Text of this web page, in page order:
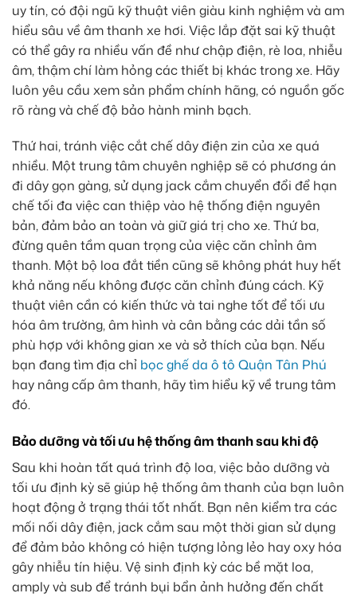
uy tín, có đội ngũ kỹ thuật viên giàu kinh nghiệm và am
hiểu sâu về âm thanh xe hơi. Việc lắp đặt sai kỹ thuật
có thể gây ra nhiều vấn đề như chập điện, rè loa, nhiễu
âm, thậm chí làm hỏng các thiết bị khác trong xe. Hãy
luôn yêu cầu xem sản phẩm chính hãng, có nguồn gốc
rõ ràng và chế độ bảo hành minh bạch.
Thứ hai, tránh việc cắt chế dây điện zin của xe quá
nhiều. Một trung tâm chuyên nghiệp sẽ có phương án
đi dây gọn gàng, sử dụng jack cắm chuyển đổi để hạn
chế tối đa việc can thiệp vào hệ thống điện nguyên
bản, đảm bảo an toàn và giữ giá trị cho xe. Thứ ba,
đừng quên tầm quan trọng của việc căn chỉnh âm
thanh. Một bộ loa đắt tiền cũng sẽ không phát huy hết
khả năng nếu không được căn chỉnh đúng cách. Kỹ
thuật viên cần có kiến thức và tai nghe tốt để tối ưu
hóa âm trường, âm hình và cân bằng các dải tần số
phù hợp với không gian xe và sở thích của bạn. Nếu
bạn đang tìm địa chỉ bọc ghế da ô tô Quận Tân Phú
hay nâng cấp âm thanh, hãy tìm hiểu kỹ về trung tâm
đó.
Bảo dưỡng và tối ưu hệ thống âm thanh sau khi độ
Sau khi hoàn tất quá trình độ loa, việc bảo dưỡng và
tối ưu định kỳ sẽ giúp hệ thống âm thanh của bạn luôn
hoạt động ở trạng thái tốt nhất. Bạn nên kiểm tra các
mối nối dây điện, jack cắm sau một thời gian sử dụng
để đảm bảo không có hiện tượng lỏng lẻo hay oxy hóa
gây nhiễu tín hiệu. Vệ sinh định kỳ các bề mặt loa,
amply và sub để tránh bụi bẩn ảnh hưởng đến chất